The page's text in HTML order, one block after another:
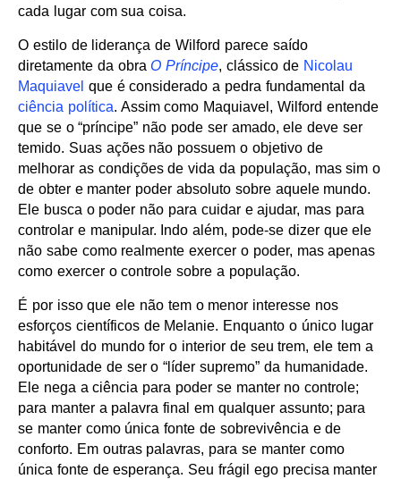
cada lugar com sua coisa.
O estilo de liderança de Wilford parece saído
diretamente da obra O Príncipe, clássico de Nicolau
Maquiavel que é considerado a pedra fundamental da
ciência política. Assim como Maquiavel, Wilford entende
que se o “príncipe” não pode ser amado, ele deve ser
temido. Suas ações não possuem o objetivo de
melhorar as condições de vida da população, mas sim o
de obter e manter poder absoluto sobre aquele mundo.
Ele busca o poder não para cuidar e ajudar, mas para
controlar e manipular. Indo além, pode-se dizer que ele
não sabe como realmente exercer o poder, mas apenas
como exercer o controle sobre a população.
É por isso que ele não tem o menor interesse nos
esforços científicos de Melanie. Enquanto o único lugar
habitável do mundo for o interior de seu trem, ele tem a
oportunidade de ser o “líder supremo” da humanidade.
Ele nega a ciência para poder se manter no controle;
para manter a palavra final em qualquer assunto; para
se manter como única fonte de sobrevivência e de
conforto. Em outras palavras, para se manter como
única fonte de esperança. Seu frágil ego precisa manter